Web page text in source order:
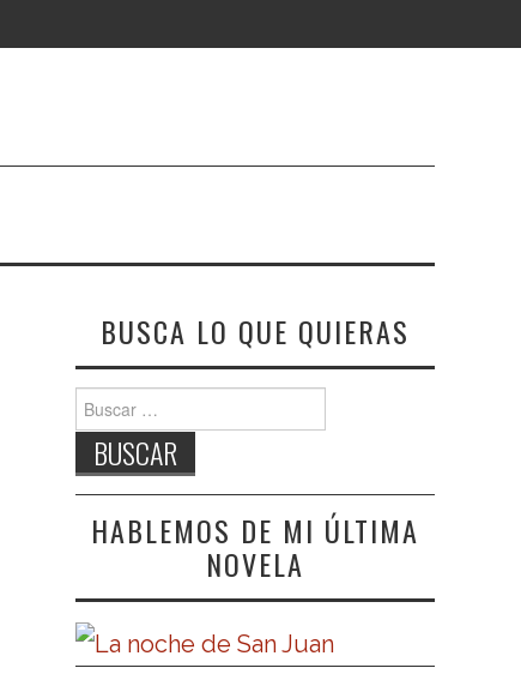
BUSCA LO QUE QUIERAS
Buscar:
HABLEMOS DE MI ÚLTIMA
NOVELA